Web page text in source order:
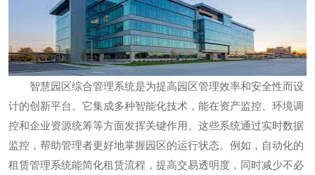
智慧园区综合管理系统是为提高园区管理效率和安全性而设
计的创新平台。它集成多种智能化技术，能在资产监控、环境调
控和企业资源统筹等方面发挥关键作用。这些系统通过实时数据
监控，帮助管理者更好地掌握园区的运行状态。例如，自动化的
租赁管理系统能简化租赁流程，提高交易透明度，同时减少不必